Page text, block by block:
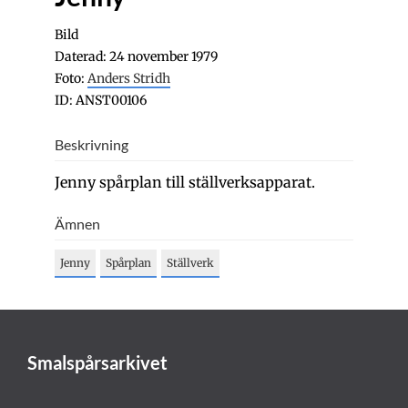
Bild
Daterad: 24 november 1979
Foto: Anders Stridh
ID: ANST00106
Beskrivning
Jenny spårplan till ställverksapparat.
Ämnen
Jenny Spårplan Ställverk
Smalspårsarkivet